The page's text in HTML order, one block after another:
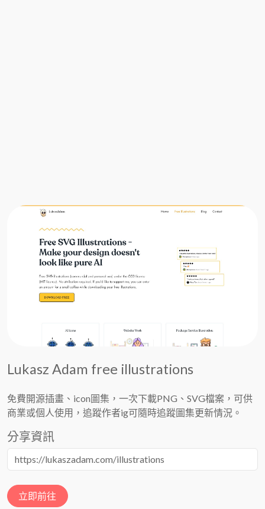
Lukasz Adam free illustrations
免費開源插畫、icon圖集，一次下載PNG、SVG檔案，可供
商業或個人使用，追蹤作者ig可隨時追蹤圖集更新情況。
分享資訊
立即前往